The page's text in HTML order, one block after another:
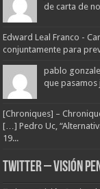
de carta de
Edward Leal Franco -
conjuntamente para
pablo
que pasamos
[Chroniques] –
[…] Pedro Uc,
19...
Twitter – Visión